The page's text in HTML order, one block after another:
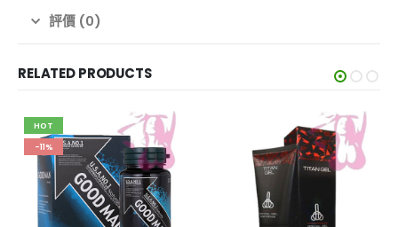
評價 (0)
RELATED PRODUCTS
HOT
-11%